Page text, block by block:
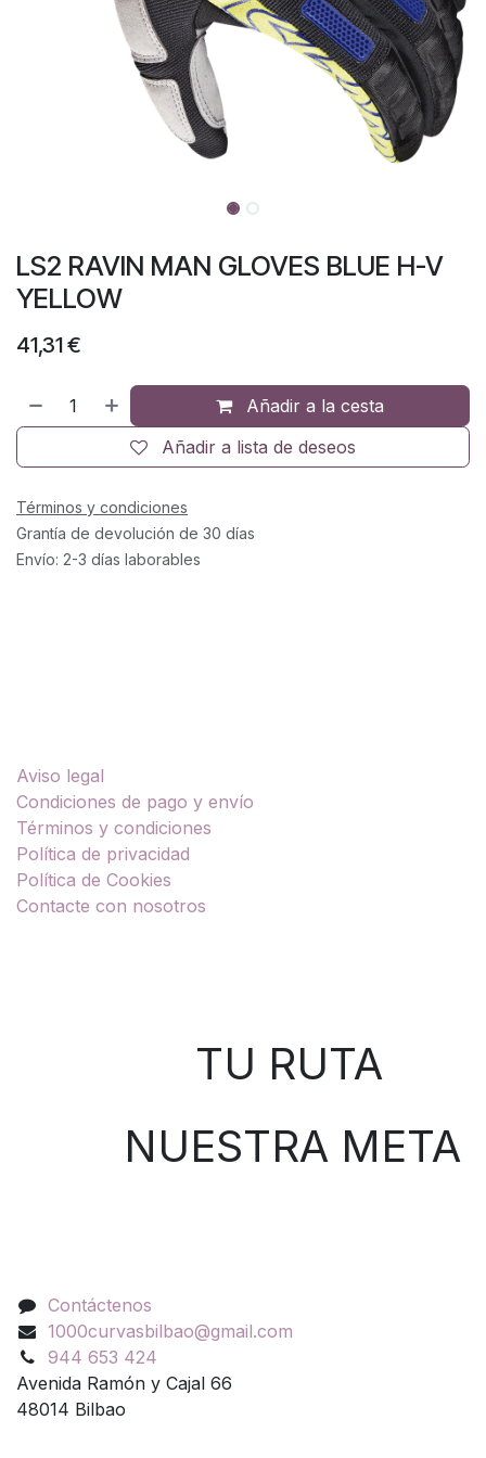
LS2 RAVIN MAN GLOVES BLUE H-V
YELLOW
41,31€
Añadir a la cesta
Añadir a lista de deseos
Términos y condiciones
Grantía de devolución de 30 días
Envío: 2-3 días laborables
Aviso legal
Condiciones de pago y envío
Términos y condiciones
Política de privacidad
Política de Cookies
Contacte con nosotros
TU RUTA
NUESTRA META
Contáctenos
1000curvasbilbao@gmail.com
944 653 424
Avenida Ramón y Cajal 66
48014 Bilbao